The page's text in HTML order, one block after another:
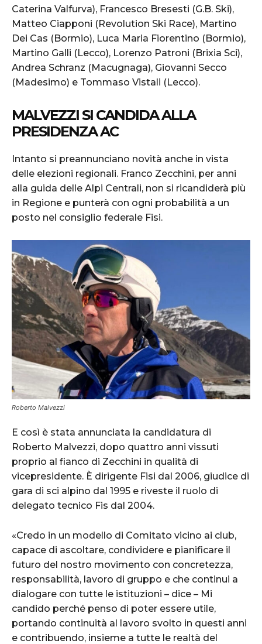
Caterina Valfurva), Francesco Bresesti (G.B. Ski),
Matteo Ciapponi (Revolution Ski Race), Martino
Dei Cas (Bormio), Luca Maria Fiorentino (Bormio),
Martino Galli (Lecco), Lorenzo Patroni (Brixia Sci),
Andrea Schranz (Macugnaga), Giovanni Secco
(Madesimo) e Tommaso Vistali (Lecco).
MALVEZZI SI CANDIDA ALLA
PRESIDENZA AC
Intanto si preannunciano novità anche in vista
delle elezioni regionali. Franco Zecchini, per anni
alla guida delle Alpi Centrali, non si ricandiderà più
in Regione e punterà con ogni probabilità a un
posto nel consiglio federale Fisi.
Roberto Malvezzi
E così è stata annunciata la candidatura di
Roberto Malvezzi, dopo quattro anni vissuti
proprio al fianco di Zecchini in qualità di
vicepresidente. È dirigente Fisi dal 2006, giudice di
gara di sci alpino dal 1995 e riveste il ruolo di
delegato tecnico Fis dal 2004.
«Credo in un modello di Comitato vicino ai club,
capace di ascoltare, condividere e pianificare il
futuro del nostro movimento con concretezza,
responsabilità, lavoro di gruppo e che continui a
dialogare con tutte le istituzioni – dice – Mi
candido perché penso di poter essere utile,
portando continuità al lavoro svolto in questi anni
e contribuendo, insieme a tutte le realtà del